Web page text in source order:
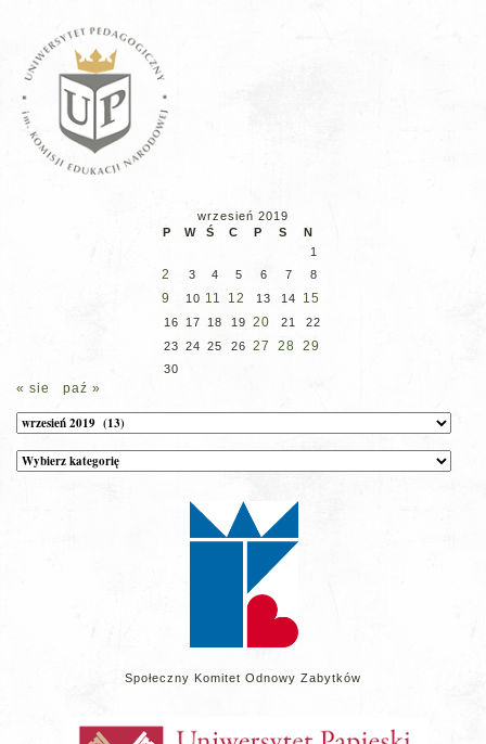
wrzesień 2019
P
W Ś C P S
N
1
2 3 4 5 6 7 8
9 10 11 12 13 14 15
16 17 18 19 20 21
22
23 24 25 26 27 28 29
30
« sie paź »
Archiwum
Kategorie
wpisów
Społeczny Komitet Odnowy Zabytków